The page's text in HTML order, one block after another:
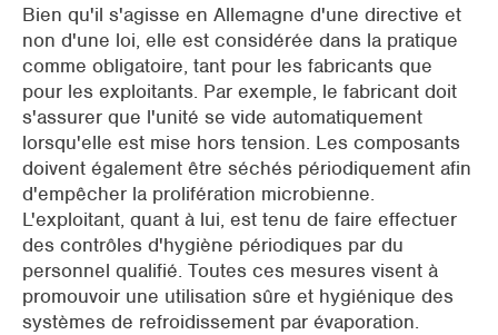
Bien qu'il s'agisse en Allemagne d'une directive et
non d'une loi, elle est considérée dans la pratique
comme obligatoire, tant pour les fabricants que
pour les exploitants. Par exemple, le fabricant doit
s'assurer que l'unité se vide automatiquement
lorsqu'elle est mise hors tension. Les composants
doivent également être séchés périodiquement afin
d'empêcher la prolifération microbienne.
L'exploitant, quant à lui, est tenu de faire effectuer
des contrôles d'hygiène périodiques par du
personnel qualifié. Toutes ces mesures visent à
promouvoir une utilisation sûre et hygiénique des
systèmes de refroidissement par évaporation.